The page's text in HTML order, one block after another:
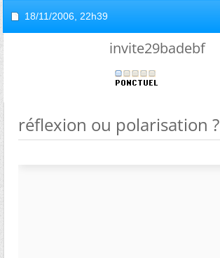
18/11/2006, 22h39
invite29badebf
réflexion ou polarisation ?